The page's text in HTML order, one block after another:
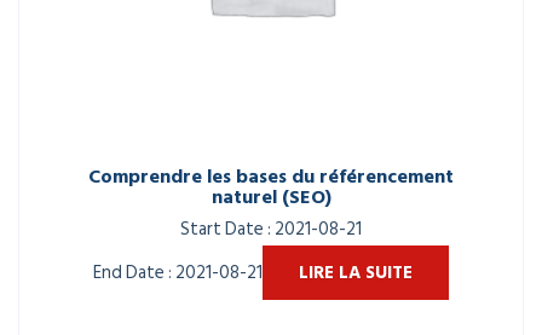
Comprendre les bases du référencement
naturel (SEO)
Start Date : 2021-08-21
End Date : 2021-08-21
LIRE LA SUITE